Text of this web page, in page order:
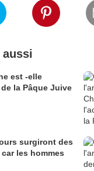
aussi
est -elle
la Pâque Juive
surgiront des
les hommes